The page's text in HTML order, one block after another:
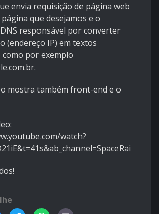
envia requisição de página web
que desejamos e o
responsável por converter
(endereço IP) em textos
como por exemplo
.
mostra também front-end e o
watch?